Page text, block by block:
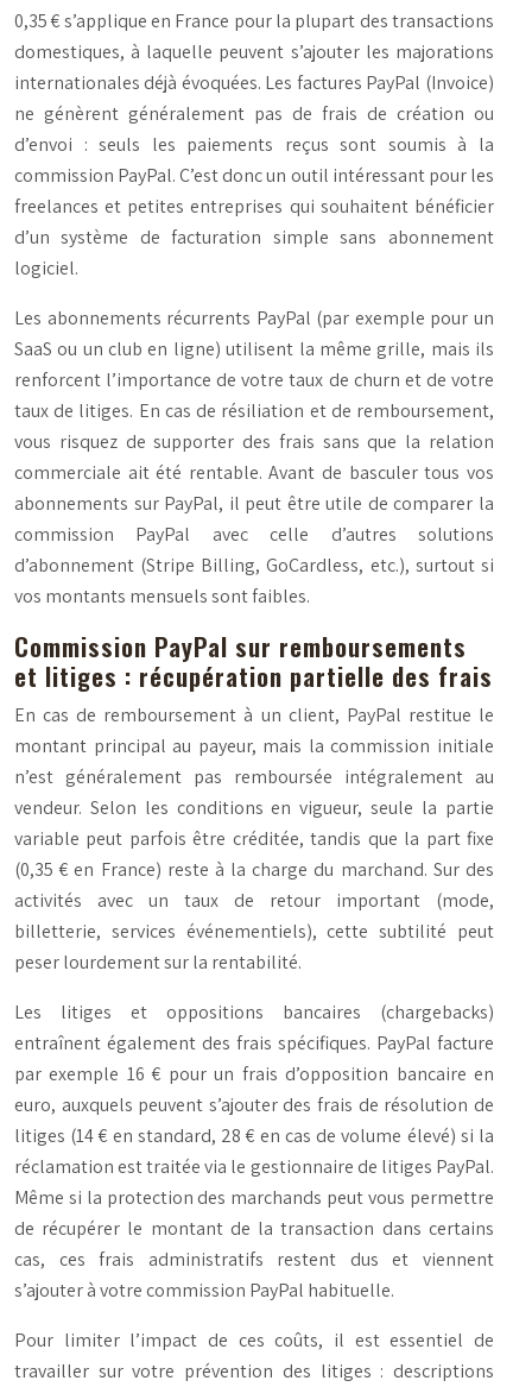
0,35 € s’applique en France pour la plupart des transactions
domestiques, à laquelle peuvent s’ajouter les majorations
internationales déjà évoquées. Les factures PayPal (Invoice)
ne génèrent généralement pas de frais de création ou
d’envoi : seuls les paiements reçus sont soumis à la
commission PayPal. C’est donc un outil intéressant pour les
freelances et petites entreprises qui souhaitent bénéficier
d’un système de facturation simple sans abonnement
logiciel.
Les abonnements récurrents PayPal (par exemple pour un
SaaS ou un club en ligne) utilisent la même grille, mais ils
renforcent l’importance de votre taux de churn et de votre
taux de litiges. En cas de résiliation et de remboursement,
vous risquez de supporter des frais sans que la relation
commerciale ait été rentable. Avant de basculer tous vos
abonnements sur PayPal, il peut être utile de comparer la
commission PayPal avec celle d’autres solutions
d’abonnement (Stripe Billing, GoCardless, etc.), surtout si
vos montants mensuels sont faibles.
Commission PayPal sur remboursements
et litiges : récupération partielle des frais
En cas de remboursement à un client, PayPal restitue le
montant principal au payeur, mais la commission initiale
n’est généralement pas remboursée intégralement au
vendeur. Selon les conditions en vigueur, seule la partie
variable peut parfois être créditée, tandis que la part fixe
(0,35 € en France) reste à la charge du marchand. Sur des
activités avec un taux de retour important (mode,
billetterie, services événementiels), cette subtilité peut
peser lourdement sur la rentabilité.
Les litiges et oppositions bancaires (chargebacks)
entraînent également des frais spécifiques. PayPal facture
par exemple 16 € pour un frais d’opposition bancaire en
euro, auxquels peuvent s’ajouter des frais de résolution de
litiges (14 € en standard, 28 € en cas de volume élevé) si la
réclamation est traitée via le gestionnaire de litiges PayPal.
Même si la protection des marchands peut vous permettre
de récupérer le montant de la transaction dans certains
cas, ces frais administratifs restent dus et viennent
s’ajouter à votre commission PayPal habituelle.
Pour limiter l’impact de ces coûts, il est essentiel de
travailler sur votre prévention des litiges : descriptions